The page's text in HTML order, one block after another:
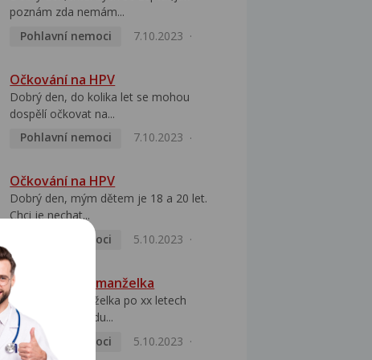
poznám zda nemám...
Pohlavní nemoci
7.10.2023
Očkování na HPV
Dobrý den, do kolika let se mohou
dospělí očkovat na...
Pohlavní nemoci
7.10.2023
Očkování na HPV
Dobrý den, mým dětem je 18 a 20 let.
Chci je nechat...
Pohlavní nemoci
5.10.2023
HPV pozitivní manželka
Dobrý den, manželka po xx letech
přivezla z Východu...
Pohlavní nemoci
5.10.2023